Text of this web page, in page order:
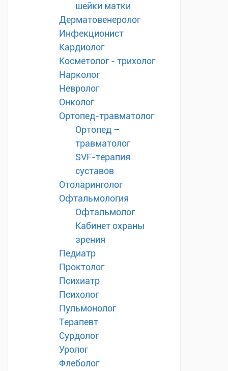
шейки матки
Дерматовенеролог
Инфекционист
Кардиолог
Косметолог - трихолог
Нарколог
Невролог
Онколог
Ортопед-травматолог
Ортопед –
травматолог
SVF-терапия
суставов
Отоларинголог
Офтальмология
Офтальмолог
Кабинет охраны
зрения
Педиатр
Проктолог
Психиатр
Психолог
Пульмонолог
Терапевт
Сурдолог
Уролог
Флеболог